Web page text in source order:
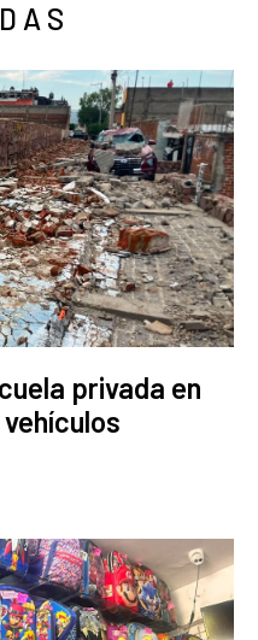
privada en